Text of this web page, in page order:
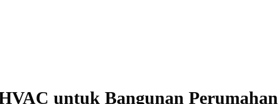
untuk Bangunan Perumahan